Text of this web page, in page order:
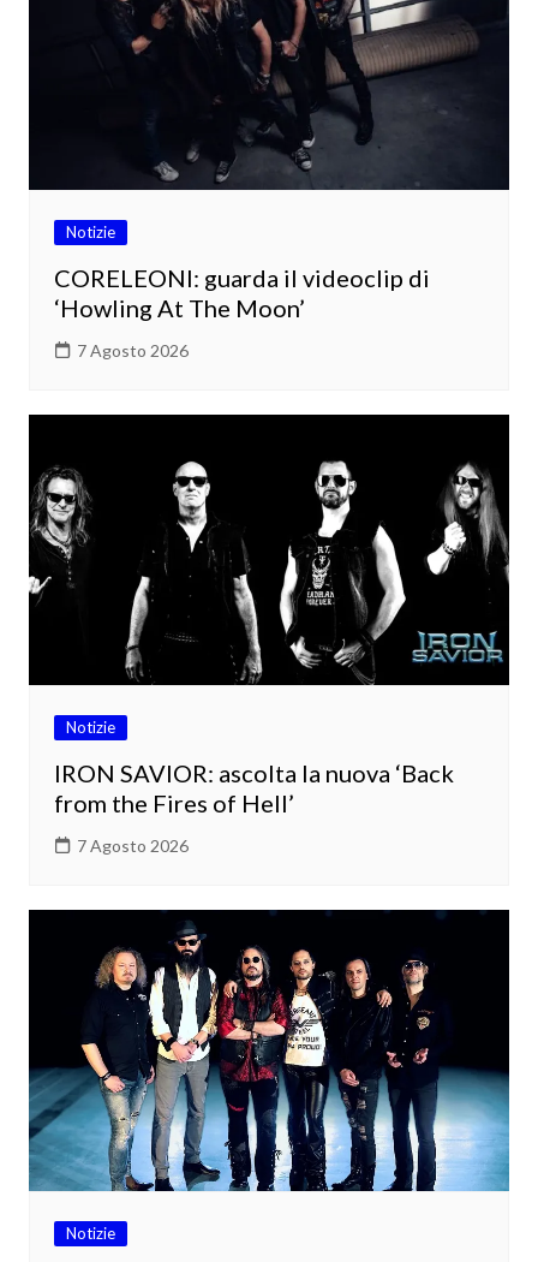
Notizie
CORELEONI: guarda il videoclip di
‘Howling At The Moon’
7 Agosto 2026
Notizie
IRON SAVIOR: ascolta la nuova ‘Back
from the Fires of Hell’
7 Agosto 2026
Notizie